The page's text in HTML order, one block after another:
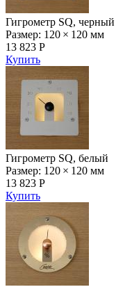
Гигрометр SQ, черный
Размер: 120 × 120 мм
13 823 Р
Купить
Гигрометр SQ, белый
Размер: 120 × 120 мм
13 823 Р
Купить